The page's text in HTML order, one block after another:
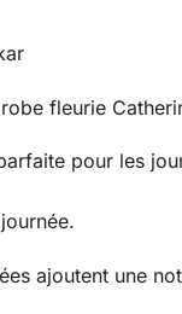
fleurie
pour les
ajoutent une